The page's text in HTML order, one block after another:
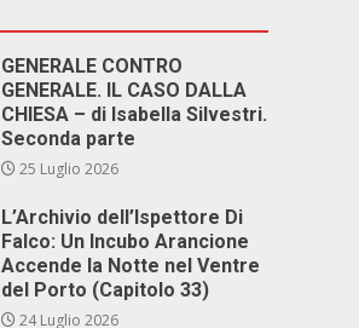
GENERALE CONTRO
GENERALE. IL CASO DALLA
CHIESA – di Isabella Silvestri.
Seconda parte
25 Luglio 2026
L’Archivio dell’Ispettore Di
Falco: Un Incubo Arancione
Accende la Notte nel Ventre
del Porto (Capitolo 33)
24 Luglio 2026